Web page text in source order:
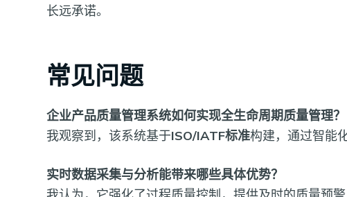
长远承诺。
常见问题
企业产品质量管理系统如何实现全生命周期质量管理？
我观察到，该系统基于ISO/IATF标准构建，通过智能
实时数据采集与分析能带来哪些具体优势？